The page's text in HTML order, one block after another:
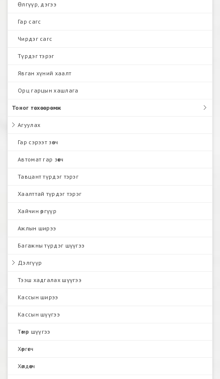
Өлгүүр, дэгээ
Гар сагс
Чирдэг сагс
Түрдэг тэрэг
Явган хүний хаалт
Орц гарцын хашлага
Тоног төхөөрөмж
Агуулах
Гар сэрээт зөөгч
Автомат гар зөөгч
Тавцант түрдэг тэрэг
Хаалттай түрдэг тэрэг
Хайчин өргүүр
Ажлын ширээ
Багажны түрдэг шүүгээ
Дэлгүүр
Тээш хадгалах шүүгээ
Кассын ширээ
Кассын шүүгээ
Төмөр шүүгээ
Хөргөгч
Хөлдөөгч